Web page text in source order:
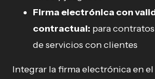
Firma electrónica con
contractual: para
de servicios con clientes
Integrar la firma electrónica en